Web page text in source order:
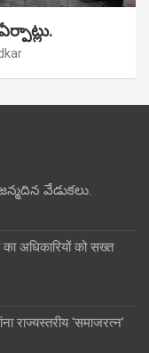
వేడుకలు.
अधिकारियों को सख्त
राज्यस्तरीय ‘समाजरत्न’